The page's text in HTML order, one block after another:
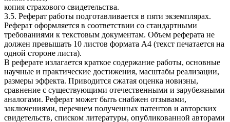
копия страхового свидетельства.
3.5. Реферат работы подготавливается в пяти экземплярах.
Реферат оформляется в соответствии со стандартными
требованиями к текстовым документам. Объем реферата не
должен превышать 10 листов формата А4 (текст печатается на
одной стороне листа).
В реферате излагается краткое содержание работы, основные
научные и практические достижения, масштабы реализации,
размеры эффекта. Приводится сжатая оценка новизны,
сравнение с существующими отечественными и зарубежными
аналогами. Реферат может быть снабжен отзывами,
заключениями, перечнем полученных патентов и авторских
свидетельств, списком литературы, опубликованной авторами